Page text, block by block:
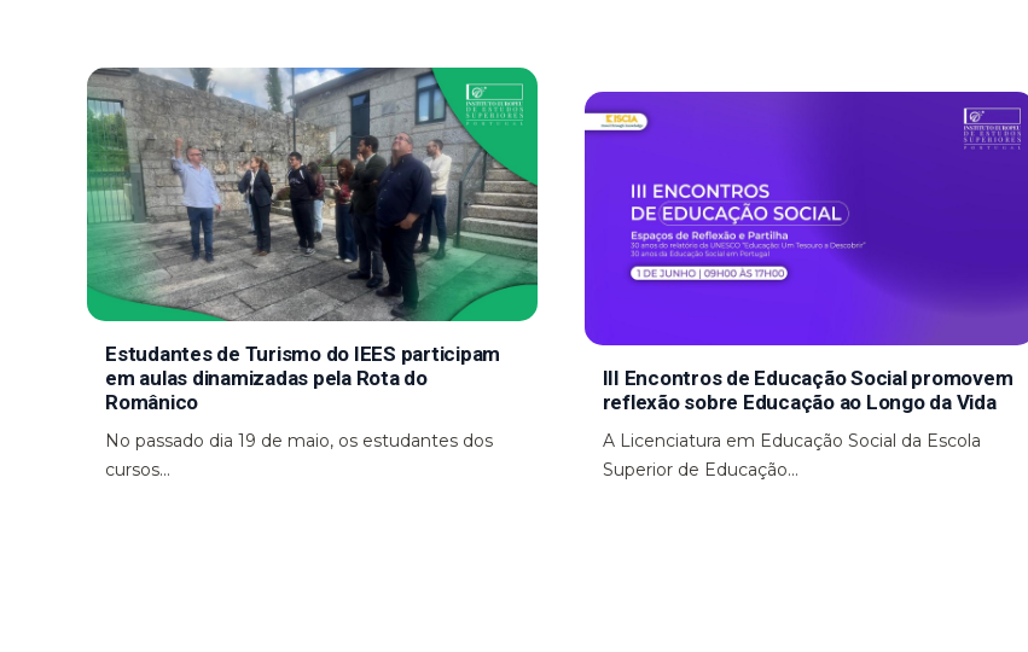
Estudantes de Turismo do IEES participam
em aulas dinamizadas pela Rota do
Românico
No passado dia 19 de maio, os estudantes dos
cursos...
III Encontros de Educação Social promovem
reflexão sobre Educação ao Longo da Vida
A Licenciatura em Educação Social da Escola
Superior de Educação...